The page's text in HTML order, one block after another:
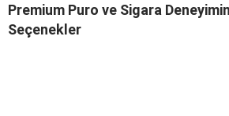
Premium Puro ve Sigara
Seçenekler